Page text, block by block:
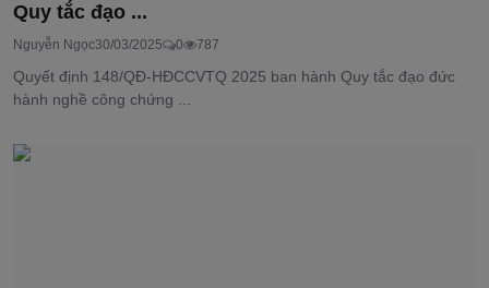
Quy tắc đạo ...
Nguyễn Ngọc30/03/2025 0 787
Quyết định 148/QĐ-HĐCCVTQ 2025 ban hành Quy tắc đạo đức
hành nghề công chứng ...